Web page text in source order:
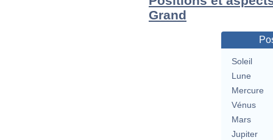
Grand
Soleil
Lune
Mercure
Vénus
Mars
Jupiter